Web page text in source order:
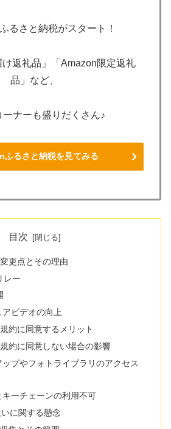
るさと納税がスタート！
け返礼品」「Amazon限定返礼
品」など、
ーナーも盛りだくさん♪
ふるさと納税を見てみる
目次
更点とその理由
レー
ビデオの向上
約に同意するメリット
約に同意しない場合の影響
プやフォトライブラリのアクセス
ーチェーンの利用不可
に関する懸念